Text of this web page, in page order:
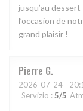
jusqu’au
l’occasion de
grand plaisir !
Pierre G
2026-07-24 -
Servizio : 5/5